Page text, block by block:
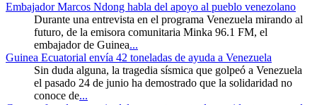
Embajador Marcos Ndong habla del apoyo al pueblo venezolano
Durante una entrevista en el programa Venezuela mirando al
futuro, de la emisora comunitaria Minka 96.1 FM, el
embajador de Guinea...
Guinea Ecuatorial envía 42 toneladas de ayuda a Venezuela
Sin duda alguna, la tragedia sísmica que golpeó a Venezuela
el pasado 24 de junio ha demostrado que la solidaridad no
conoce de...